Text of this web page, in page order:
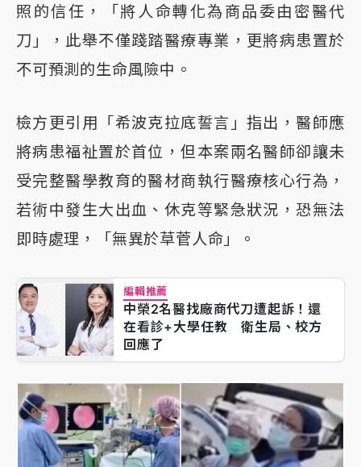
照的信任，「將人命轉化為商品委由密醫代
刀」，此舉不僅踐踏醫療專業，更將病患置於
不可預測的生命風險中。
檢方更引用「希波克拉底誓言」指出，醫師應
將病患福祉置於首位，但本案兩名醫師卻讓未
受完整醫學教育的醫材商執行醫療核心行為，
若術中發生大出血、休克等緊急狀況，恐無法
即時處理，「無異於草菅人命」。
編輯推薦
中榮2名醫找廠商代刀遭起訴！還
在看診+大學任教 衛生局、校方
回應了